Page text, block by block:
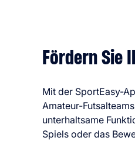
Fördern Sie
Mit der SportEasy-
Amateur-
unterhaltsame
Spiels oder das